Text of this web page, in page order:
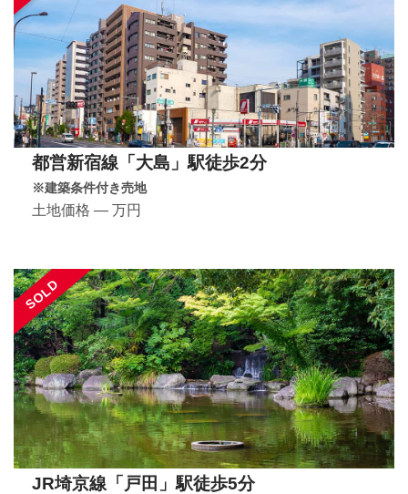
都営新宿線「大島」駅徒歩2分
※建築条件付き売地
土地価格 ― 万円
SOLD
JR埼京線「戸田」駅徒歩5分